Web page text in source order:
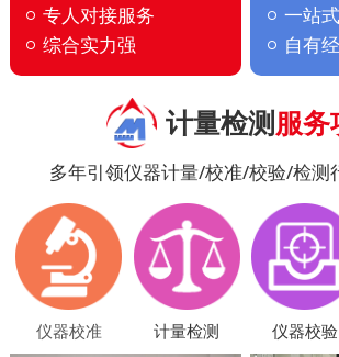
专人对接服务
综合实力强
一站
自有
计量检测服务
多年引领仪器计量/校准/校验/检测
仪器校准 计量检测 仪器校验